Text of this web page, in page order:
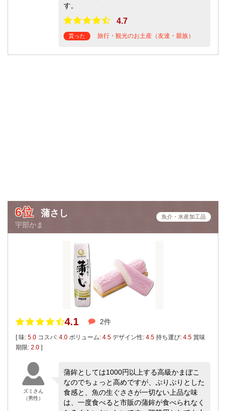
す。
4.7
貰った 旅行・観光のお土産（友達・親族）
6位 蒲さし
宇部かま
魚介・水産加工品
4.1 2件
[ 味: 5.0 コスパ: 4.0 ボリューム: 4.5 デザイン性: 4.5 持ち運び: 4.5 賞味
期限: 2.0 ]
ズミさん
（男性）
蒲鉾としては1000円以上する高級かまぼこ
なのでちょっと高めですが、ぷりぷりとした
食感と、魚の生ぐささが一切ない上品な味
は、一度食べると市販の蒲鉾が食べられなく